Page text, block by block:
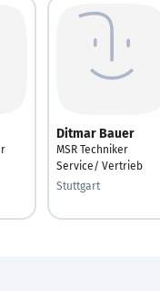
Ditmar Bauer
MSR Techniker
Service/ Vertrieb
Stuttgart